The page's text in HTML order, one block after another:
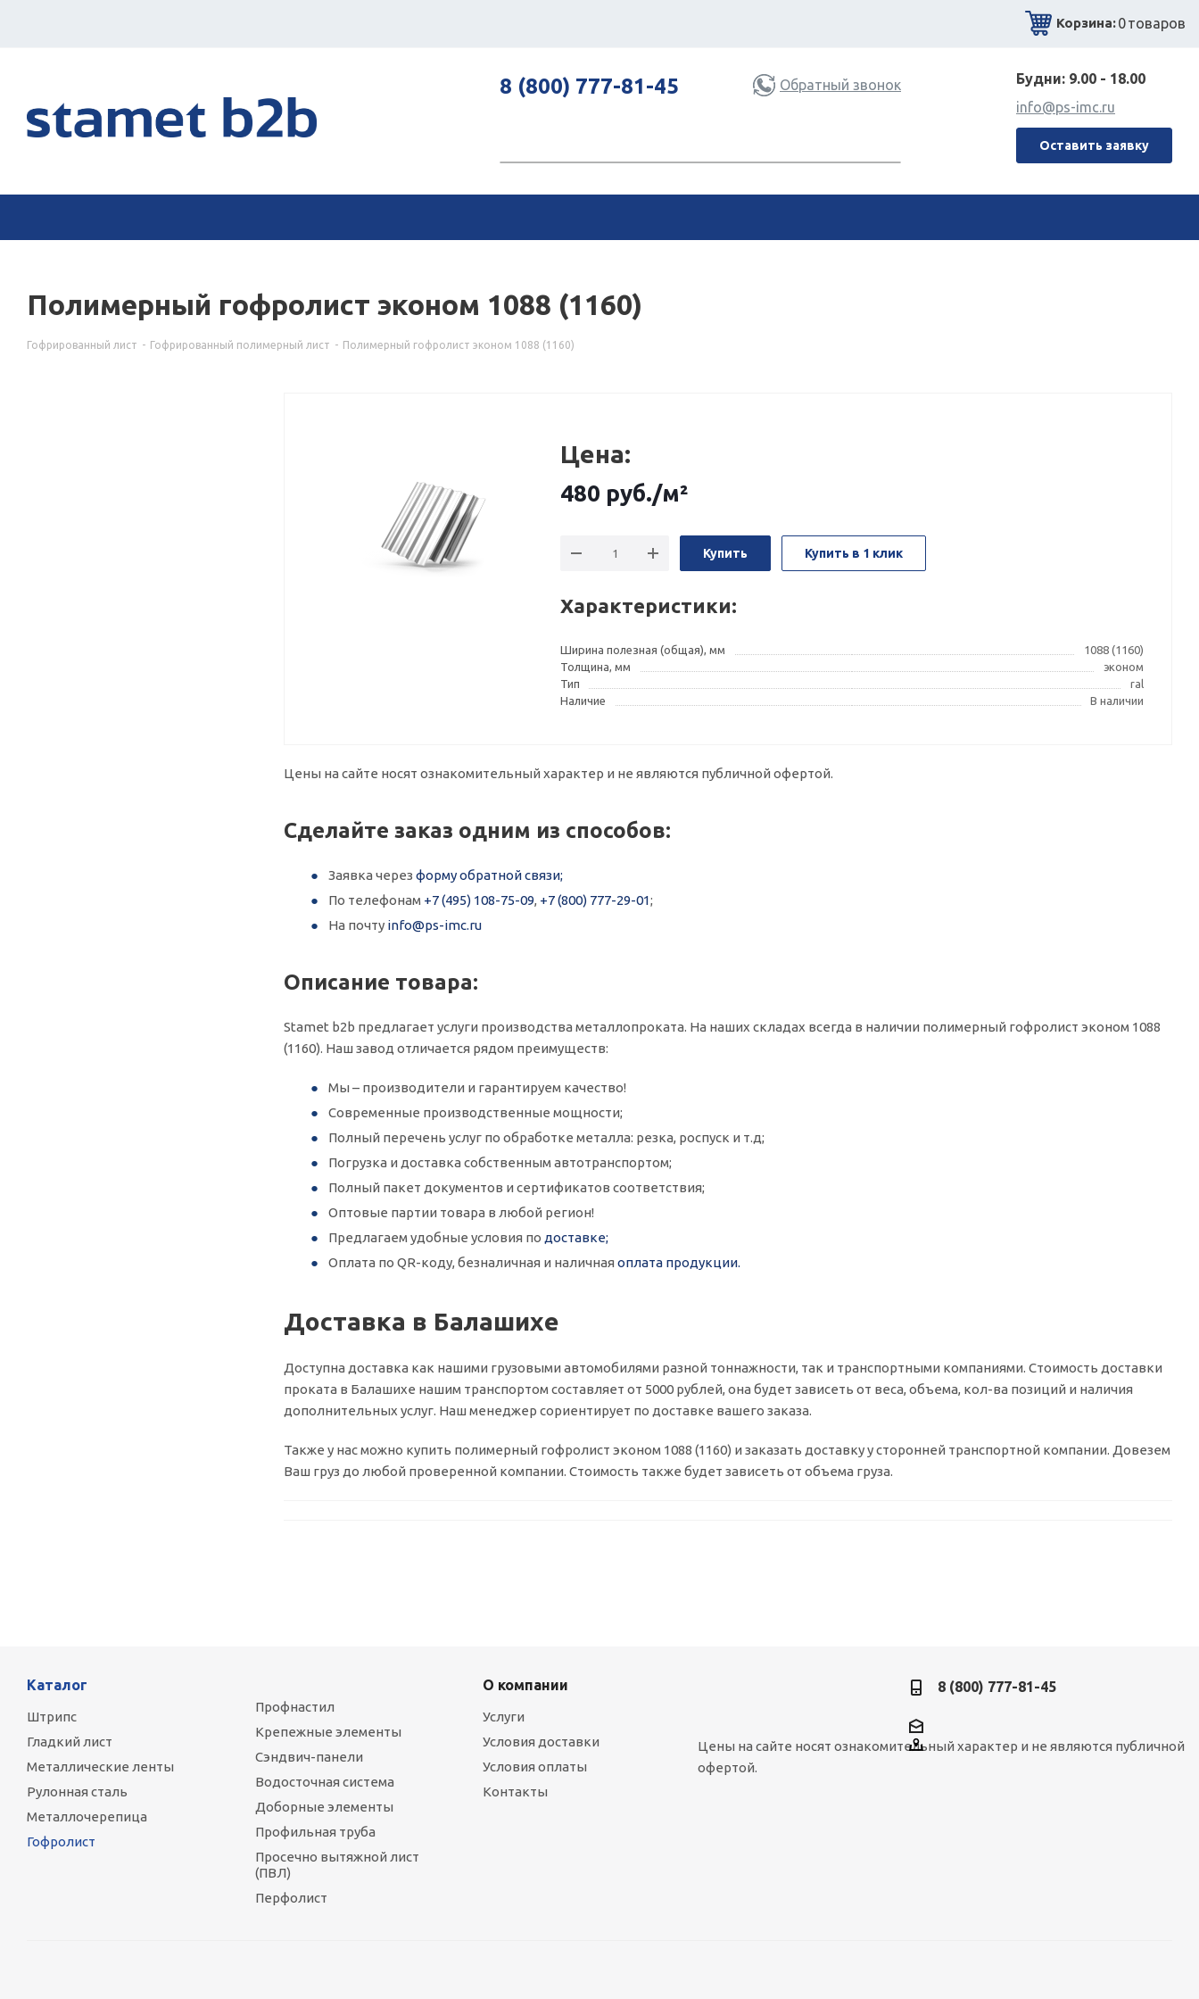
Корзина:0товаров
8 (800) 777-81-45 Обратный звонок
Будни: 9.00 - 18.00
info@ps-imc.ru
Оставить заявку
Полимерный гофролист эконом 1088 (1160)
Гофрированный лист - Гофрированный полимерный лист - Полимерный гофролист эконом 1088 (1160)
Цена:
480 руб./м²
Купить Купить в 1 клик
Характеристики:
Ширина полезная (общая), мм
1088 (1160)
Толщина, мм
эконом
Тип
ral
Наличие
В наличии
Цены на сайте носят ознакомительный характер и не являются публичной офертой.
Сделайте заказ одним из способов:
Заявка через форму обратной связи;
По телефонам +7 (495) 108-75-09, +7 (800) 777-29-01;
На почту info@ps-imc.ru
Описание товара:
Stamet b2b предлагает услуги производства металлопроката. На наших складах всегда в наличии полимерный гофролист эконом 1088
(1160). Наш завод отличается рядом преимуществ:
Мы – производители и гарантируем качество!
Современные производственные мощности;
Полный перечень услуг по обработке металла: резка, роспуск и т.д;
Погрузка и доставка собственным автотранспортом;
Полный пакет документов и сертификатов соответствия;
Оптовые партии товара в любой регион!
Предлагаем удобные условия по доставке;
Оплата по QR-коду, безналичная и наличная оплата продукции.
Доставка в Балашихе
Доступна доставка как нашими грузовыми автомобилями разной тоннажности, так и транспортными компаниями. Стоимость доставки
проката в Балашихе нашим транспортом составляет от 5000 рублей, она будет зависеть от веса, объема, кол-ва позиций и наличия
дополнительных услуг. Наш менеджер сориентирует по доставке вашего заказа.
Также у нас можно купить полимерный гофролист эконом 1088 (1160) и заказать доставку у сторонней транспортной компании. Довезем
Ваш груз до любой проверенной компании. Стоимость также будет зависеть от объема груза.
Каталог
Штрипс
Гладкий лист
Металлические ленты
Рулонная сталь
Металлочерепица
Гофролист
Профнастил
Крепежные элементы
Сэндвич-панели
Водосточная система
Доборные элементы
Профильная труба
Просечно вытяжной лист
(ПВЛ)
Перфолист
О компании
Услуги
Условия доставки
Условия оплаты
Контакты
8 (800) 777-81-45
Цены на сайте носят ознакомительный характер и не являются публичной
офертой.